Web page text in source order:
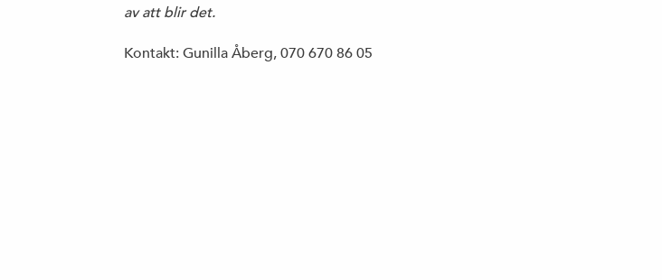
av att blir det.
Kontakt: Gunilla Åberg, 070 670 86 05